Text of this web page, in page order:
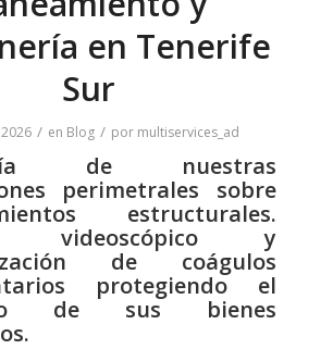
en Tenerife
Sur
/ en Blog / por multiservices_ad
de nuestras
perimetrales sobre
estructurales.
videoscópico y
de coágulos
protegiendo el
de sus bienes